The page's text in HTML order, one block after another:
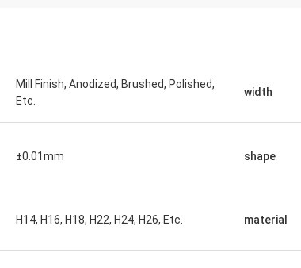
Mill Finish, Anodized, Brushed, Polished,
Etc.
width
±0.01mm shape
H14, H16, H18, H22, H24, H26, Etc. material